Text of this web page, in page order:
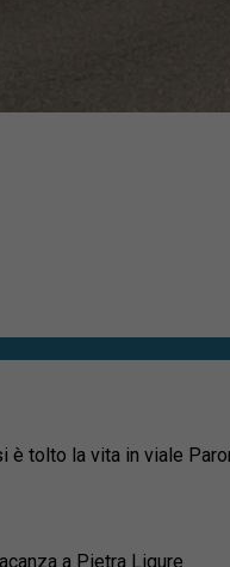
tolto la vita in viale
a Pietra Ligure